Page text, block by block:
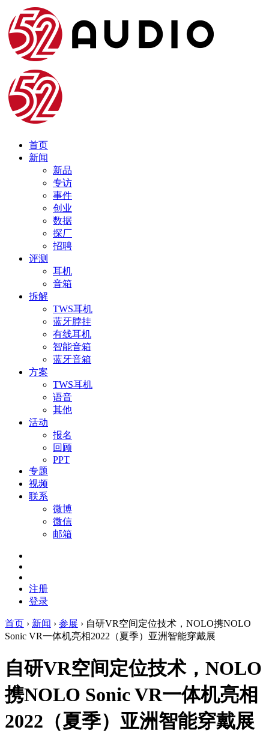
首页
新闻
新品
专访
事件
创业
数据
探厂
招聘
评测
耳机
音箱
拆解
TWS耳机
蓝牙脖挂
有线耳机
智能音箱
蓝牙音箱
方案
TWS耳机
语音
其他
活动
报名
回顾
PPT
专题
视频
联系
微博
微信
邮箱
注册
登录
首页 › 新闻 › 参展 › 自研VR空间定位技术，NOLO携NOLO
Sonic VR一体机亮相2022（夏季）亚洲智能穿戴展
自研VR空间定位技术，NOLO
携NOLO Sonic VR一体机亮相
2022（夏季）亚洲智能穿戴展